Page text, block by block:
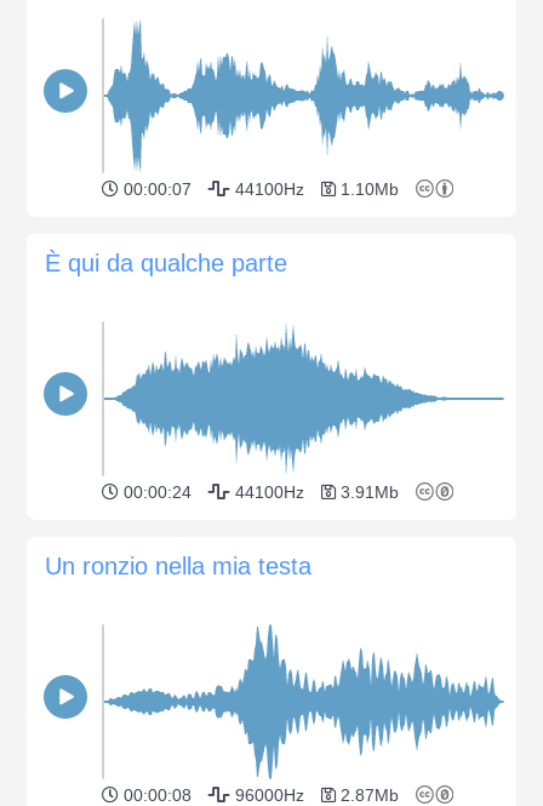
00:00:07 44100Hz 1.10Mb
È qui da qualche parte
00:00:24 44100Hz 3.91Mb
Un ronzio nella mia testa
00:00:08 96000Hz 2.87Mb